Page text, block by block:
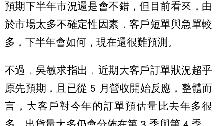
預期下半年市況還是會不錯，但目前看來，由
於市場太多不確定性因素，客戶短單與急單較
多，下半年會如何，現在還很難預測。
不過，吳敏求指出，近期大客戶訂單狀況超乎
原先預期，且已從 5 月營收開始反應，整體而
言，大客戶對今年的訂單預估量比去年多很
多，出貨量大多仍會分佈在第 3 季與第 4 季，